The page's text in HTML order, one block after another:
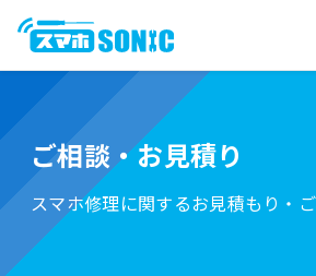
ご相談・お見積り
スマホ修理に関するお見積もり・